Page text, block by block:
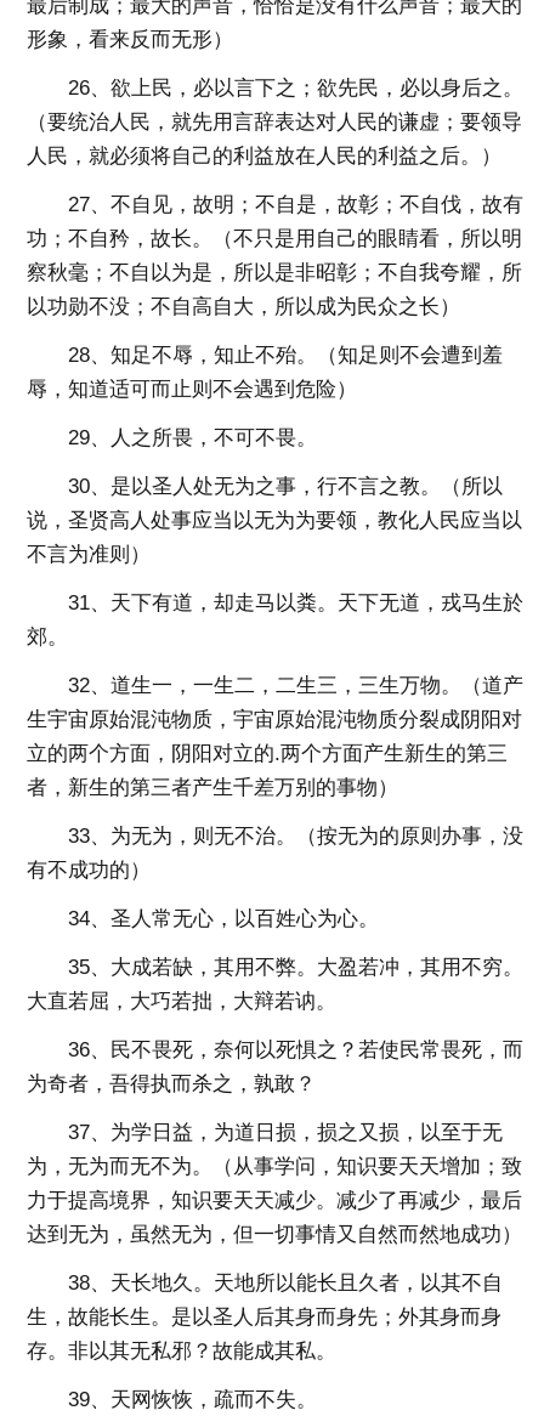
最后制成；最大的声音，恰恰是没有什么声音；最大的
形象，看来反而无形）
26、欲上民，必以言下之；欲先民，必以身后之。
（要统治人民，就先用言辞表达对人民的谦虚；要领导
人民，就必须将自己的利益放在人民的利益之后。）
27、不自见，故明；不自是，故彰；不自伐，故有
功；不自矜，故长。（不只是用自己的眼睛看，所以明
察秋毫；不自以为是，所以是非昭彰；不自我夸耀，所
以功勋不没；不自高自大，所以成为民众之长）
28、知足不辱，知止不殆。（知足则不会遭到羞
辱，知道适可而止则不会遇到危险）
29、人之所畏，不可不畏。
30、是以圣人处无为之事，行不言之教。（所以
说，圣贤高人处事应当以无为为要领，教化人民应当以
不言为准则）
31、天下有道，却走马以粪。天下无道，戎马生於
郊。
32、道生一，一生二，二生三，三生万物。（道产
生宇宙原始混沌物质，宇宙原始混沌物质分裂成阴阳对
立的两个方面，阴阳对立的.两个方面产生新生的第三
者，新生的第三者产生千差万别的事物）
33、为无为，则无不治。（按无为的原则办事，没
有不成功的）
34、圣人常无心，以百姓心为心。
35、大成若缺，其用不弊。大盈若冲，其用不穷。
大直若屈，大巧若拙，大辩若讷。
36、民不畏死，奈何以死惧之？若使民常畏死，而
为奇者，吾得执而杀之，孰敢？
37、为学日益，为道日损，损之又损，以至于无
为，无为而无不为。（从事学问，知识要天天增加；致
力于提高境界，知识要天天减少。减少了再减少，最后
达到无为，虽然无为，但一切事情又自然而然地成功）
38、天长地久。天地所以能长且久者，以其不自
生，故能长生。是以圣人后其身而身先；外其身而身
存。非以其无私邪？故能成其私。
39、天网恢恢，疏而不失。